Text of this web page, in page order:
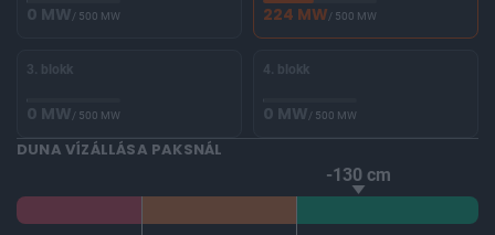
0 MW/ 500 MW 224 MW/ 500 MW
3. blokk
0 MW/ 500 MW
4. blokk
0 MW/ 500 MW
DUNA VÍZÁLLÁSA PAKSNÁL
-130 cm